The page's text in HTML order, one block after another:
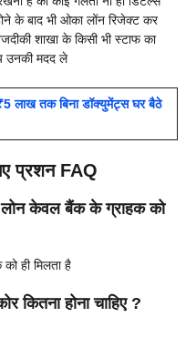
के बाद भी ओका लोंन रिजेक्ट कर
शाखा के किसी भी स्टाफ का
उनकी मदद ले
लाख तक बिना डॉक्युमेंट्स घर बैठे
प्रशन FAQ
लोन केवल बैंक के ग्राहक को
ही मिलता है
कितना होना चाहिए ?